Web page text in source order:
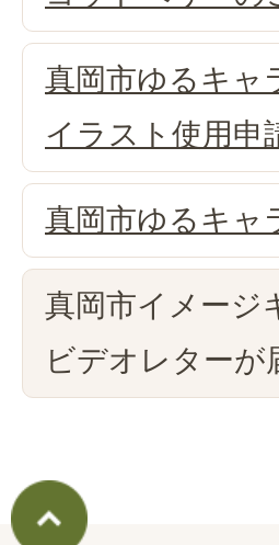
真岡市ゆるキャ
イラスト使用申
真岡市ゆるキャ
真岡市イメージ
ビデオレターが